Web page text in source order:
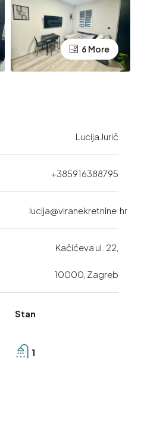
6 More
Lucija Jurič
+385916388795
lucija@viranekretnine.hr
Kačićeva ul. 22,
10000, Zagreb
Stan
1